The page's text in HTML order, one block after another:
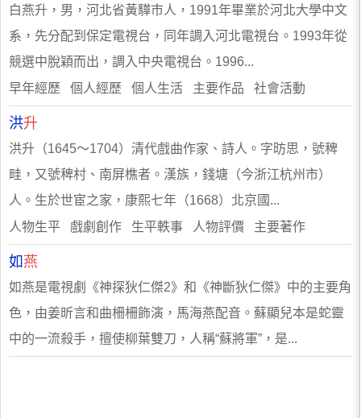
白燕升，男，河北省黃驊市人，1991年畢業於河北大學中文
系，先分配到保定電視台，同年調入河北電視台。1993年從
競選中脫穎而出，調入中央電視台。1996...
早年經歷 個人經歷 個人生活 主要作品 社會活動
洪升
洪升（1645～1704）清代戲曲作家、詩人。字昉思，號稗
畦，又號稗村、南屏樵者。漢族，錢塘（今浙江杭州市）
人。生於世宦之家，康熙七年（1668）北京國...
人物生平 戲劇創作 生平軼事 人物評價 主要著作
如 燕
如燕是電視劇《神探狄仁傑2》和《神斷狄仁傑》中的主要角
色，由姜昕言和曲柵柵飾演，馬海燕配音。蘇顯兒本是蛇靈
中的一流殺手，擅使柳葉雙刀，人稱“蘇將軍”，是...